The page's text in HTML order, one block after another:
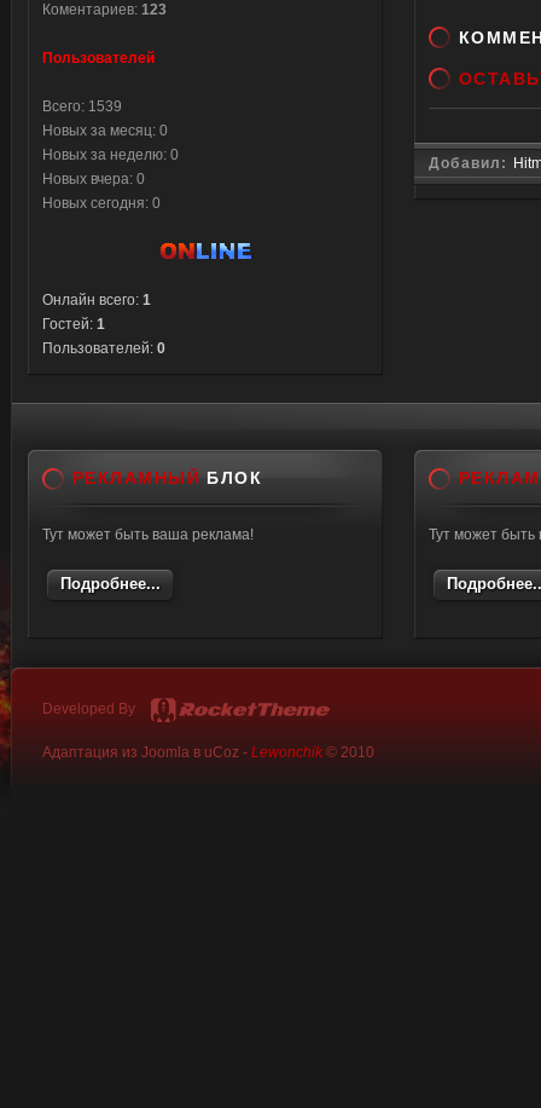
Добавил:
Коментариев: 123
Пользователей
Всего: 1539
Новых за месяц: 0
Новых за неделю: 0
Новых вчера: 0
Новых сегодня: 0
Онлайн всего: 1
Гостей: 1
Пользователей: 0
РЕКЛАМНЫЙ БЛОК
Тут может быть ваша реклама!
Подробнее...
Тут может
Developed By
Адаптация из Joomla в uCoz - Lewonchik© 2010